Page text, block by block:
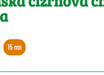
15 mn